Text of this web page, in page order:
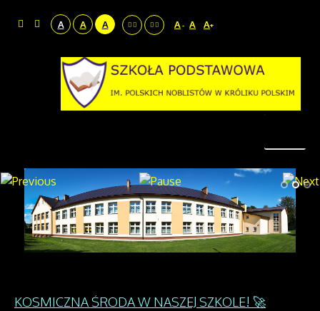
A A A A- A A+
KOSMICZNA ŚRODA W NASZEJ SZKOLE! 🚀